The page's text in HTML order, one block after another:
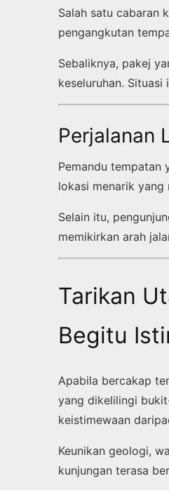
Salah satu cabaran
pengangkutan
Sebaliknya, pakej
keseluruhan.
Perjalanan
Pemandu tempatan
lokasi menarik
Selain itu,
memikirkan arah
Tarikan
Begitu
Apabila bercakap
yang dikelilingi
keistimewaan
Keunikan geologi,
kunjungan terasa